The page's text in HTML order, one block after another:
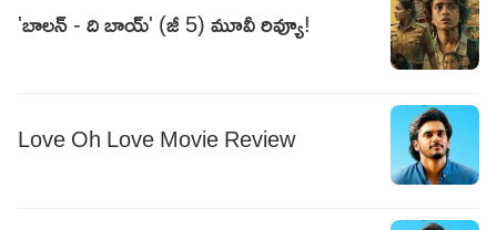
'బాలన్ - ది బాయ్' (జీ 5) మూవీ రివ్యూ!
Love Oh Love Movie Review